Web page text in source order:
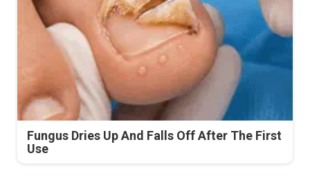
Fungus Dries Up And Falls Off After The First
Use